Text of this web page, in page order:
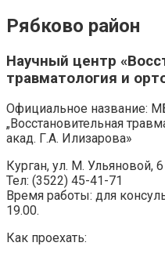
Рябково район
Научный центр
травматология и
Официальное название:
„Восстановительная
акад. Г.А. Илизарова»
Курган, ул. М. Ульяновой, 6
Тел: (3522) 45-41-71
Время работы: для
19.00.
Как проехать: